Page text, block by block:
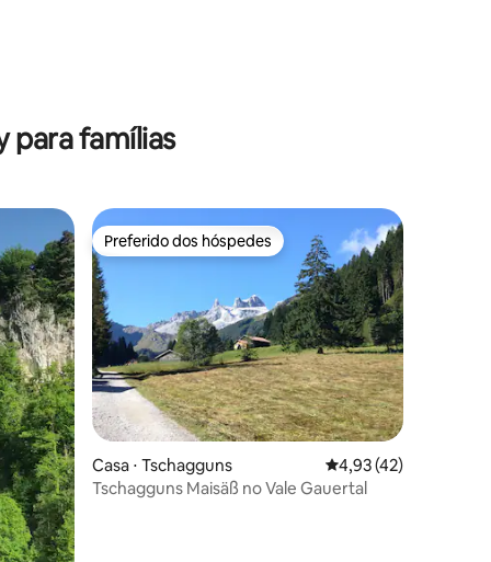
para famílias
hóspedes Preferido dos hóspedes
Preferido dos hóspedes
Casa ⋅ Tschagguns 4,93 de uma
4,93 (42)
Tschagguns Maisäß no Vale Gauertal